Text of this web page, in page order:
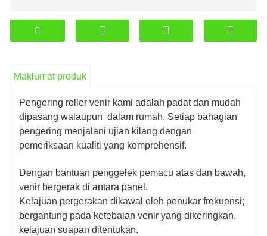
Maklumat produk
Pengering roller venir kami adalah padat dan mudah
dipasang walaupun dalam rumah. Setiap bahagian
pengering menjalani ujian kilang dengan
pemeriksaan kualiti yang komprehensif.
Dengan bantuan penggelek pemacu atas dan bawah,
venir bergerak di antara panel.
Kelajuan pergerakan dikawal oleh penukar frekuensi;
bergantung pada ketebalan venir yang dikeringkan,
kelajuan suapan ditentukan.